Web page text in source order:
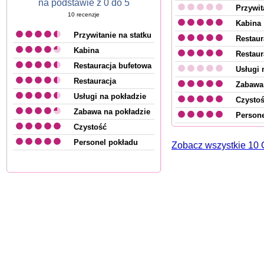
na podstawie z 0 do 5
10 recenzje
Przywitanie na statku
Kabina
Restauracja bufetowa
Restauracja
Usługi na pokładzie
Zabawa na pokładzie
Czystość
Personel pokładu
Kabina
Usługi
Zobacz wszystkie 10